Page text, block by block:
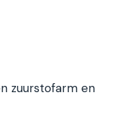
zuurstofarm en